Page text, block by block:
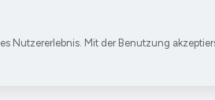
Nutzererlebnis. Mit der Benutzung